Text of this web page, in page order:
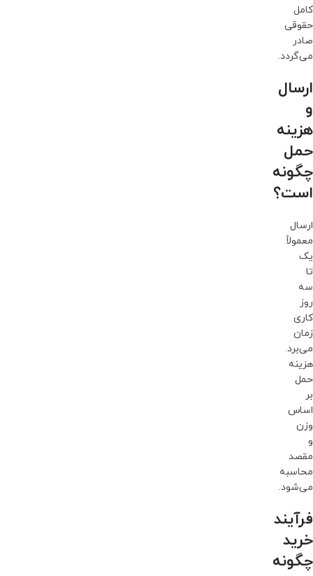
کامل
حقوقی
صادر
می‌گردد.
ارسال
و
هزینه
حمل
چگونه
است؟
ارسال
معمولاً
یک
تا
سه
روز
کاری
زمان
می‌برد.
هزینه
حمل
بر
اساس
وزن
و
مقصد
محاسبه
می‌شود.
فرآیند
خرید
چگونه